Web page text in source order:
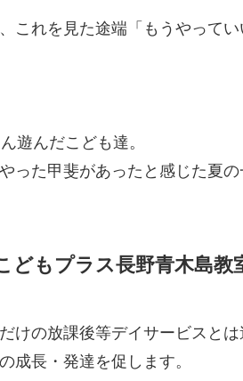
これを見た途端「もうやって
遊んだこども達。
った甲斐があったと感じた夏
どもプラス長野青木島教
けの放課後等デイサービスと
成長・発達を促します。